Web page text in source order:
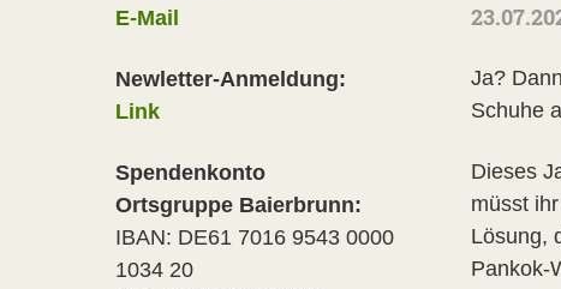
Ja?
Schuhe
Dieses
müsst
Lösung,
Pankok-
E-Mail
Newletter-Anmeldung:
Link
Spendenkonto
Ortsgruppe Baierbrunn:
IBAN: DE61 7016 9543 0000
1034 20